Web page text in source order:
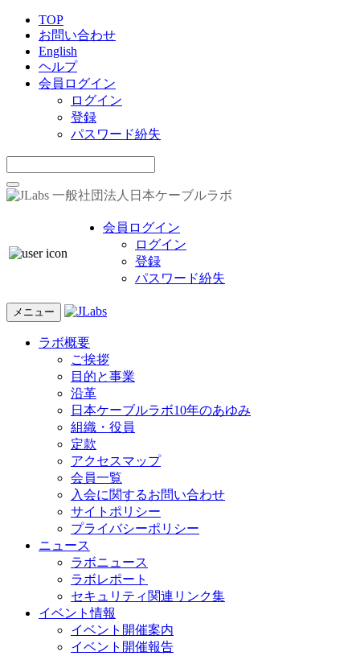
TOP
お問い合わせ
English
ヘルプ
会員ログイン
ログイン
登録
パスワード紛失
一般社団法人日本ケーブルラボ
会員ログイン
ログイン
登録
パスワード紛失
メニュー
ラボ概要
ご挨拶
目的と事業
沿革
日本ケーブルラボ10年のあゆみ
組織・役員
定款
アクセスマップ
会員一覧
入会に関するお問い合わせ
サイトポリシー
プライバシーポリシー
ニュース
ラボニュース
ラボレポート
セキュリティ関連リンク集
イベント情報
イベント開催案内
イベント開催報告